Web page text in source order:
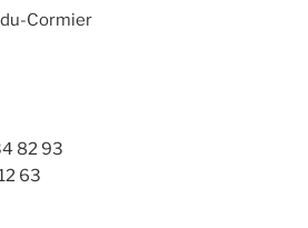
Cormier
82 93
63